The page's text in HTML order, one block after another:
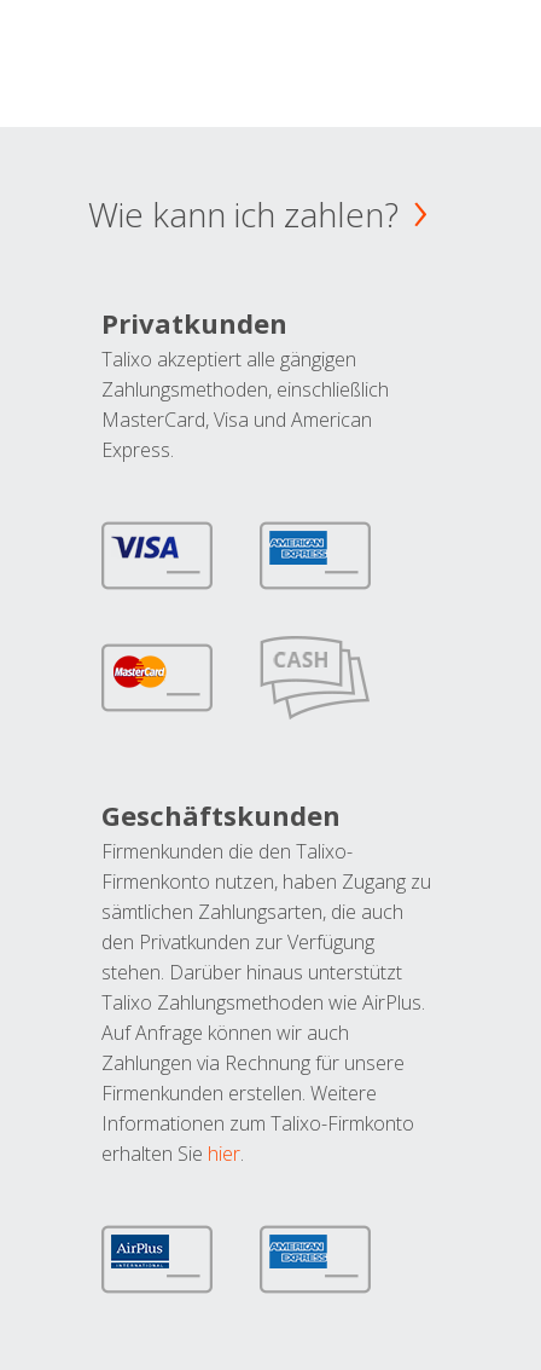
Wie kann ich zahlen?
Privatkunden
Talixo akzeptiert alle gängigen
Zahlungsmethoden, einschließlich
MasterCard, Visa und American
Express.
Geschäftskunden
Firmenkunden die den Talixo-
Firmenkonto nutzen, haben Zugang zu
sämtlichen Zahlungsarten, die auch
den Privatkunden zur Verfügung
stehen. Darüber hinaus unterstützt
Talixo Zahlungsmethoden wie AirPlus.
Auf Anfrage können wir auch
Zahlungen via Rechnung für unsere
Firmenkunden erstellen. Weitere
Informationen zum Talixo-Firmkonto
erhalten Sie hier.